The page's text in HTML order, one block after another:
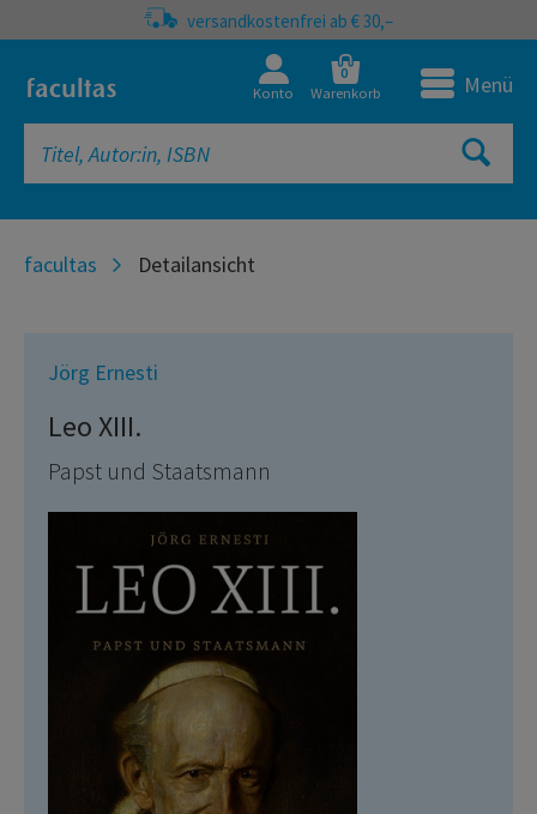
versandkostenfrei ab € 30,–
Konto
0
Warenkorb Menü
facultas Detailansicht
Jörg Ernesti
Leo XIII.
Papst und Staatsmann